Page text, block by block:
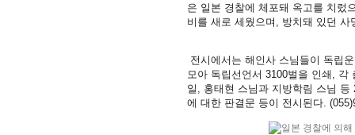
은 일본 경찰에 체포돼 옥고를 치렀
비를 새로 세웠으며, 방치돼 있던 사
전시에서는 해인사 스님들이 독립
모아 독립선언서 3100벌을 인쇄,
일, 홍태현 스님과 지방학림 스님
에 대한 판결문 등이 전시된다.